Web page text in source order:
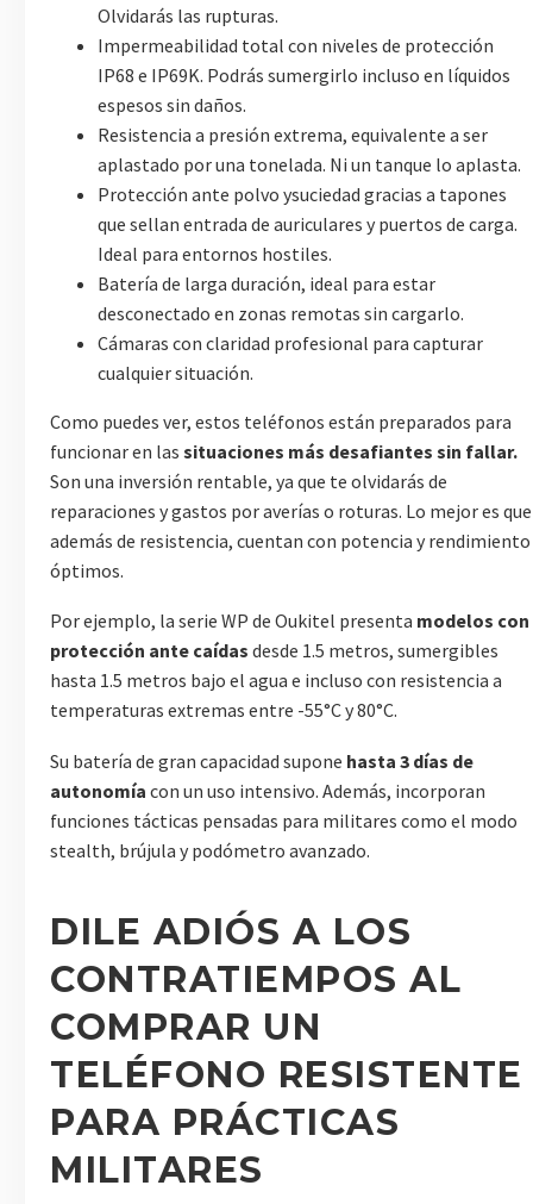
Olvidarás las rupturas.
Impermeabilidad total con niveles de protección
IP68 e IP69K. Podrás sumergirlo incluso en líquidos
espesos sin daños.
Resistencia a presión extrema, equivalente a ser
aplastado por una tonelada. Ni un tanque lo aplasta.
Protección ante polvo ysuciedad gracias a tapones
que sellan entrada de auriculares y puertos de carga.
Ideal para entornos hostiles.
Batería de larga duración, ideal para estar
desconectado en zonas remotas sin cargarlo.
Cámaras con claridad profesional para capturar
cualquier situación.
Como puedes ver, estos teléfonos están preparados para
funcionar en las situaciones más desafiantes sin fallar.
Son una inversión rentable, ya que te olvidarás de
reparaciones y gastos por averías o roturas. Lo mejor es que
además de resistencia, cuentan con potencia y rendimiento
óptimos.
Por ejemplo, la serie WP de Oukitel presenta modelos con
protección ante caídas desde 1.5 metros, sumergibles
hasta 1.5 metros bajo el agua e incluso con resistencia a
temperaturas extremas entre -55°C y 80°C.
Su batería de gran capacidad supone hasta 3 días de
autonomía con un uso intensivo. Además, incorporan
funciones tácticas pensadas para militares como el modo
stealth, brújula y podómetro avanzado.
DILE ADIÓS A LOS
CONTRATIEMPOS AL
COMPRAR UN
TELÉFONO RESISTENTE
PARA PRÁCTICAS
MILITARES